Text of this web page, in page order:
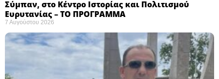
Σύμπαν, στο Κέντρο Ιστορίας και Πολιτισμού
Ευρυτανίας – ΤΟ ΠΡΟΓΡΑΜΜΑ
7 Αυγούστου 2026